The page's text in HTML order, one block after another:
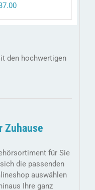
aktueller
den hochwertigen
Zuhause
für Sie
die passenden
auswählen
Ihre ganz